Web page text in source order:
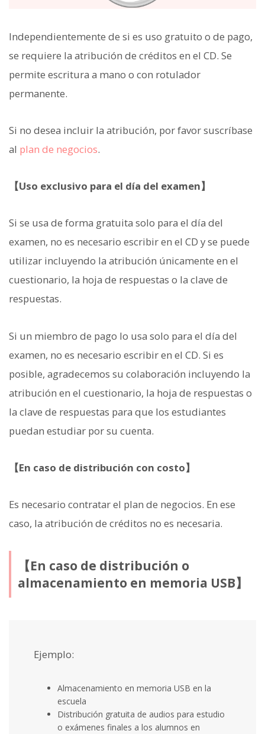
Independientemente de si es uso gratuito o de pago,
se requiere la atribución de créditos en el CD. Se
permite escritura a mano o con rotulador
permanente.
Si no desea incluir la atribución, por favor suscríbase
al plan de negocios.
【Uso exclusivo para el día del examen】
Si se usa de forma gratuita solo para el día del
examen, no es necesario escribir en el CD y se puede
utilizar incluyendo la atribución únicamente en el
cuestionario, la hoja de respuestas o la clave de
respuestas.
Si un miembro de pago lo usa solo para el día del
examen, no es necesario escribir en el CD. Si es
posible, agradecemos su colaboración incluyendo la
atribución en el cuestionario, la hoja de respuestas o
la clave de respuestas para que los estudiantes
puedan estudiar por su cuenta.
【En caso de distribución con costo】
Es necesario contratar el plan de negocios. En ese
caso, la atribución de créditos no es necesaria.
【En caso de distribución o
almacenamiento en memoria USB】
Ejemplo:
Almacenamiento en memoria USB en la
escuela
Distribución gratuita de audios para estudio
o exámenes finales a los alumnos en